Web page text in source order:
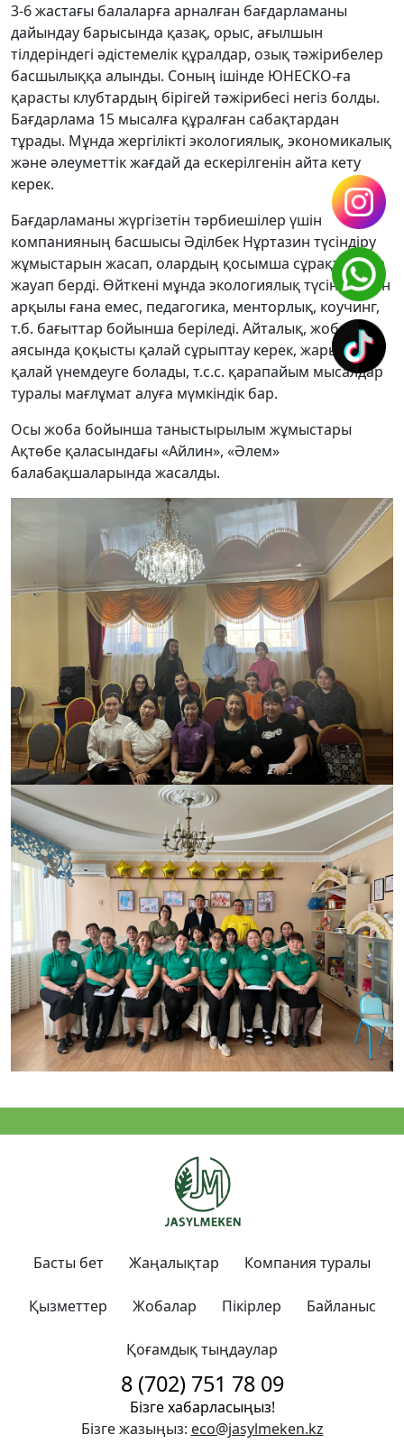
3-6 жастағы балаларға арналған бағдарламаны
дайындау барысында қазақ, орыс, ағылшын
тілдеріндегі әдістемелік құралдар, озық тәжірибелер
басшылыққа алынды. Соның ішінде ЮНЕСКО-ға
қарасты клубтардың бірігей тәжірибесі негіз болды.
Бағдарлама 15 мысалға құралған сабақтардан
тұрады. Мұнда жергілікті экологиялық, экономикалық
және әлеуметтік жағдай да ескерілгенін айта кету
керек.
Бағдарламаны жүргізетін тәрбиешілер үшін
компанияның басшысы Әділбек Нұртазин түсіндіру
жұмыстарын жасап, олардың қосымша сұрақтарына
жауап берді. Өйткені мұнда экологиялық түсінік ойын
арқылы ғана емес, педагогика, менторлық, коучинг,
т.б. бағыттар бойынша беріледі. Айталық, жоба
аясында қоқысты қалай сұрыптау керек, жарықты
қалай үнемдеуге болады, т.с.с. қарапайым мысалдар
туралы мағлұмат алуға мүмкіндік бар.
Осы жоба бойынша таныстырылым жұмыстары
Ақтөбе қаласындағы «Айлин», «Әлем»
балабақшаларында жасалды.
Басты бет Жаңалықтар Компания туралы
Қызметтер Жобалар Пікірлер Байланыс
Қоғамдық тыңдаулар
8 (702) 751 78 09
Бізге хабарласыңыз!
Бізге жазыңыз: eco@jasylmeken.kz